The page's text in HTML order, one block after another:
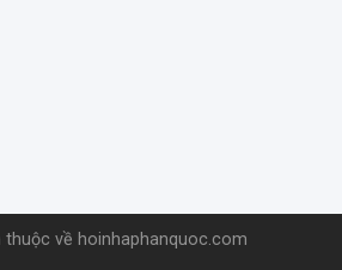
thuộc về hoinhaphanquoc.com